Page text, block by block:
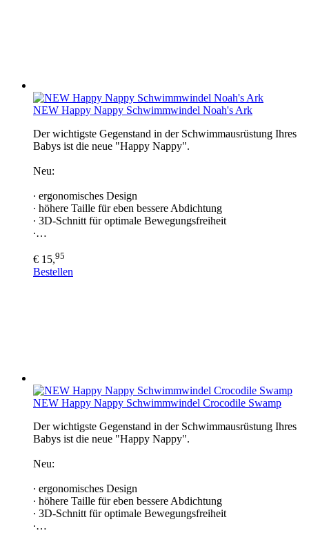
NEW Happy Nappy Schwimmwindel Noah's Ark
Der wichtigste Gegenstand in der Schwimmausrüstung Ihres
Babys ist die neue "Happy Nappy".
Neu:
∙ ergonomisches Design
∙ höhere Taille für eben bessere Abdichtung
∙ 3D-Schnitt für optimale Bewegungsfreiheit
∙…
€ 15,95
Bestellen
NEW Happy Nappy Schwimmwindel Crocodile Swamp
Der wichtigste Gegenstand in der Schwimmausrüstung Ihres
Babys ist die neue "Happy Nappy".
Neu:
∙ ergonomisches Design
∙ höhere Taille für eben bessere Abdichtung
∙ 3D-Schnitt für optimale Bewegungsfreiheit
∙…